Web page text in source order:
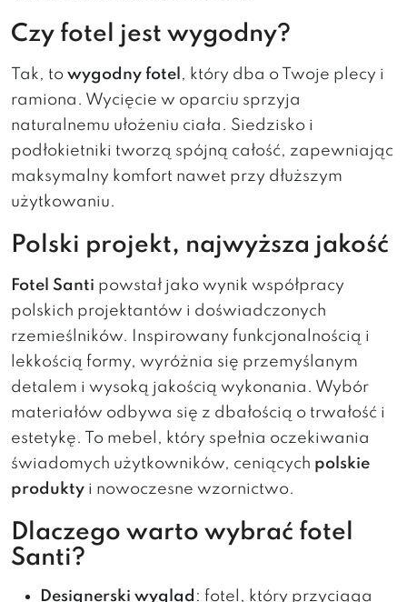
Czy fotel jest wygodny?
Tak, to wygodny fotel , który dba o Twoje plecy i
ramiona. Wycięcie w oparciu sprzyja
naturalnemu ułożeniu ciała. Siedzisko i
podłokietniki tworzą spójną całość, zapewniając
maksymalny komfort nawet przy dłuższym
użytkowaniu.
Polski projekt, najwyższa jakość
Fotel Santi powstał jako wynik współpracy
polskich projektantów i doświadczonych
rzemieślników. Inspirowany funkcjonalnością i
lekkością formy, wyróżnia się przemyślanym
detalem i wysoką jakością wykonania. Wybór
materiałów odbywa się z dbałością o trwałość i
estetykę. To mebel, który spełnia oczekiwania
świadomych użytkowników, ceniących polskie
produkty i nowoczesne wzornictwo.
Dlaczego warto wybrać fotel
Santi?
Designerski wygląd : fotel, który przyciąga